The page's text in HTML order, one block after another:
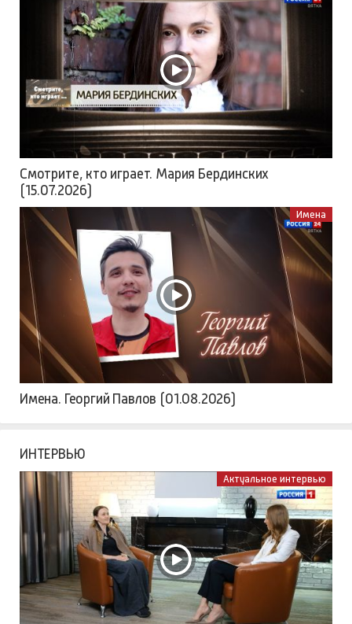
Смотрите, кто играет. Мария Бердинских
(15.07.2026)
Имена
Имена. Георгий Павлов (01.08.2026)
ИНТЕРВЬЮ
Актуальное интервью